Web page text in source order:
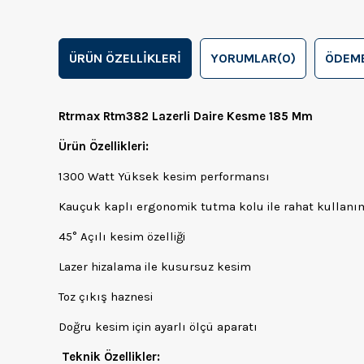
ÜRÜN ÖZELLIKLERI YORUMLAR(0)
Rtrmax Rtm382 Lazerli Daire Kesme 185 Mm
Ürün Özellikleri:
1300 Watt Yüksek kesim performansı
Kauçuk kaplı ergonomik tutma kolu ile rahat
45° Açılı kesim özelliği
Lazer hizalama ile kusursuz kesim
Toz çıkış haznesi
Doğru kesim için ayarlı ölçü aparatı
Teknik Özellikler: